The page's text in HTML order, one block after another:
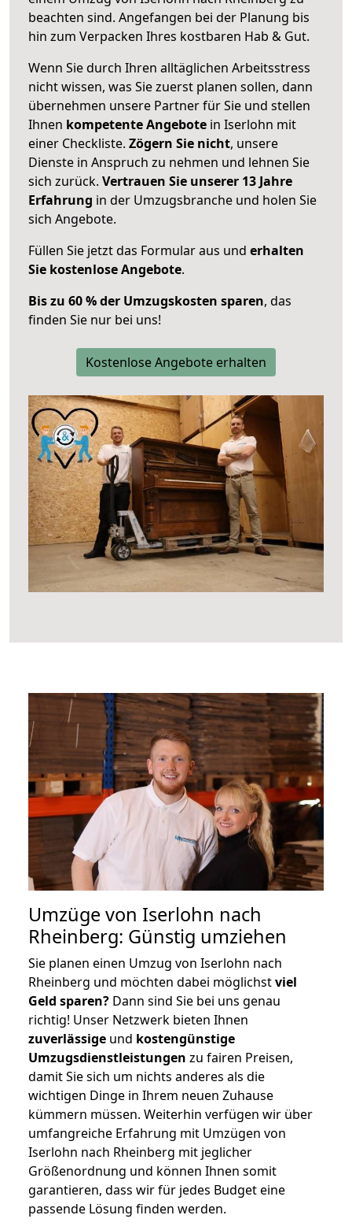
beachten sind. Angefangen bei der Planung bis
hin zum Verpacken Ihres kostbaren Hab & Gut.
Wenn Sie durch Ihren alltäglichen Arbeitsstress
nicht wissen, was Sie zuerst planen sollen, dann
übernehmen unsere Partner für Sie und stellen
Ihnen kompetente Angebote in Iserlohn mit
einer Checkliste. Zögern Sie nicht, unsere
Dienste in Anspruch zu nehmen und lehnen Sie
sich zurück. Vertrauen Sie unserer 13 Jahre
Erfahrung in der Umzugsbranche und holen Sie
sich Angebote.
Füllen Sie jetzt das Formular aus und erhalten
Sie kostenlose Angebote.
Bis zu 60 % der Umzugskosten sparen, das
finden Sie nur bei uns!
Kostenlose Angebote erhalten
Umzüge von Iserlohn nach
Rheinberg: Günstig umziehen
Sie planen einen Umzug von Iserlohn nach
Rheinberg und möchten dabei möglichstviel
Geld sparen? Dann sind Sie bei uns genau
richtig! Unser Netzwerk bieten Ihnen
zuverlässige und kostengünstige
Umzugsdienstleistungen zu fairen Preisen,
damit Sie sich um nichts anderes als die
wichtigen Dinge in Ihrem neuen Zuhause
kümmern müssen. Weiterhin verfügen wir über
umfangreiche Erfahrung mit Umzügen von
Iserlohn nach Rheinberg mit jeglicher
Größenordnung und können Ihnen somit
garantieren, dass wir für jedes Budget eine
passende Lösung finden werden.